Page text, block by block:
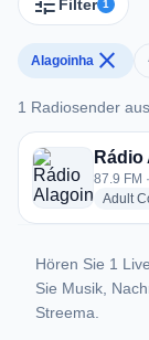
Filter 1
Alagoinha close
1 Radiosender
1 Radiosender
Rádio
87.9 FM
Adult
Hören Sie 1
Sie Musik,
Streema.